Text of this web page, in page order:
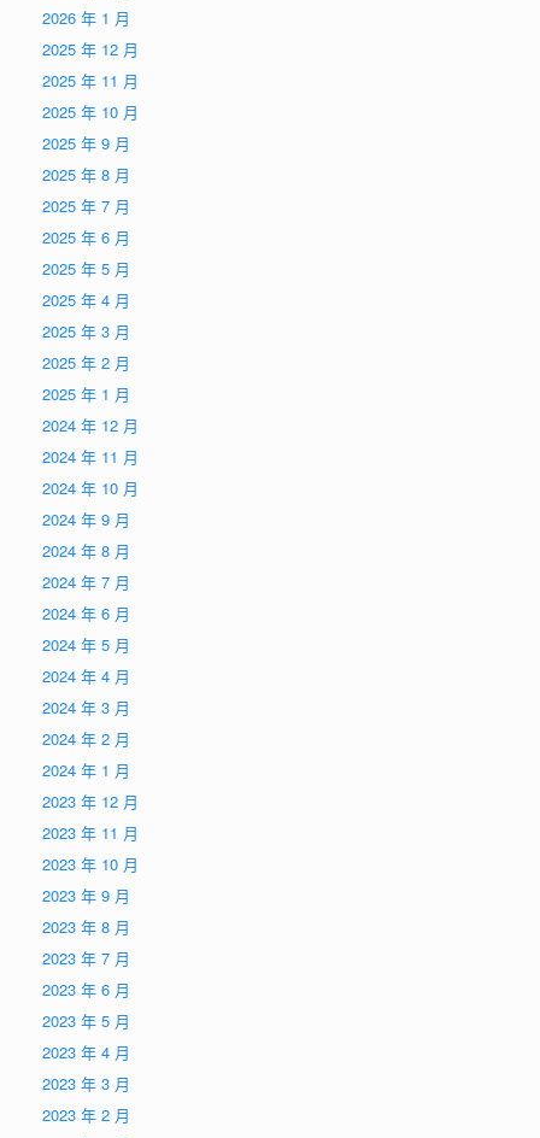
2026 年 1 月
2025 年 12 月
2025 年 11 月
2025 年 10 月
2025 年 9 月
2025 年 8 月
2025 年 7 月
2025 年 6 月
2025 年 5 月
2025 年 4 月
2025 年 3 月
2025 年 2 月
2025 年 1 月
2024 年 12 月
2024 年 11 月
2024 年 10 月
2024 年 9 月
2024 年 8 月
2024 年 7 月
2024 年 6 月
2024 年 5 月
2024 年 4 月
2024 年 3 月
2024 年 2 月
2024 年 1 月
2023 年 12 月
2023 年 11 月
2023 年 10 月
2023 年 9 月
2023 年 8 月
2023 年 7 月
2023 年 6 月
2023 年 5 月
2023 年 4 月
2023 年 3 月
2023 年 2 月